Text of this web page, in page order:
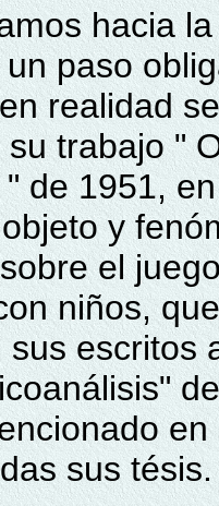
hacia
paso
realidad
trabajo "
de 1951,
y
el
niños,
sus escritos
sus tésis.